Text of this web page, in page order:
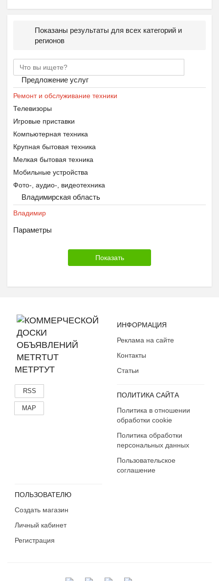
Показаны результаты для всех категорий и
регионов
Предложение услуг
Ремонт и обслуживание техники
Телевизоры
Игровые приставки
Компьютерная техника
Крупная бытовая техника
Мелкая бытовая техника
Мобильные устройства
Фото-, аудио-, видеотехника
Владимирская область
Владимир
Параметры
МЕТРТУТ
RSS
MAP
ИНФОРМАЦИЯ
Реклама на сайте
Контакты
Статьи
ПОЛИТИКА САЙТА
Политика в отношении
обработки cookie
Политика обработки
персональных данных
Пользовательское
соглашение
ПОЛЬЗОВАТЕЛЮ
Создать магазин
Личный кабинет
Регистрация